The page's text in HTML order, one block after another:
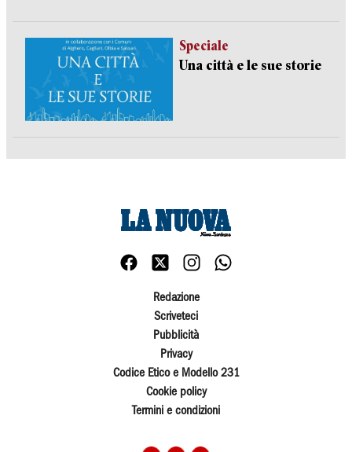
Speciale
Una città e le sue storie
Redazione
Scriveteci
Pubblicità
Privacy
Codice Etico e Modello 231
Cookie policy
Termini e condizioni